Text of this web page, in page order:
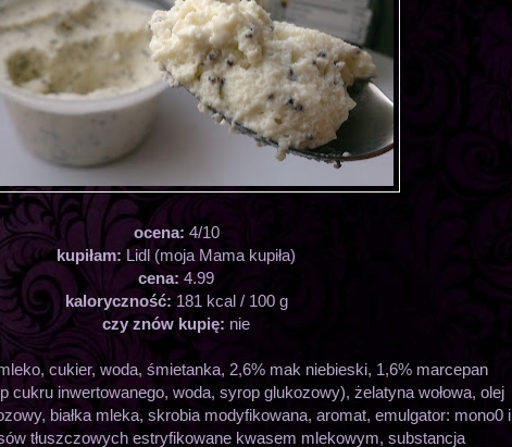
ocena: 4/10
kupiłam: Lidl (moja Mama kupiła)
cena: 4.99
kaloryczność: 181 kcal / 100 g
czy znów kupię: nie
mleko, cukier, woda, śmietanka, 2,6% mak niebieski, 1,6% marcepan
cukru inwertowanego, woda, syrop glukozowy), żelatyna wołowa, olej
białka mleka, skrobia modyfikowana, aromat, emulgator: mono0 i
tłuszczowych estryfikowane kwasem mlekowym, substancja